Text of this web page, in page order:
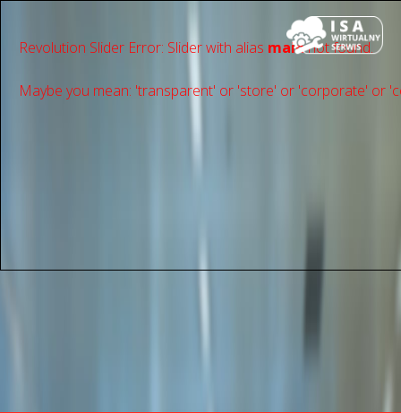
Revolution Slider Error: Slider with alias mainnot found.
Maybe you mean: 'transparent' or 'store' or 'сorporate' or